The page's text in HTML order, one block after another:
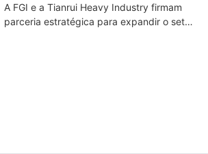
A FGI e a Tianrui Heavy Industry firmam
parceria estratégica para expandir o setor